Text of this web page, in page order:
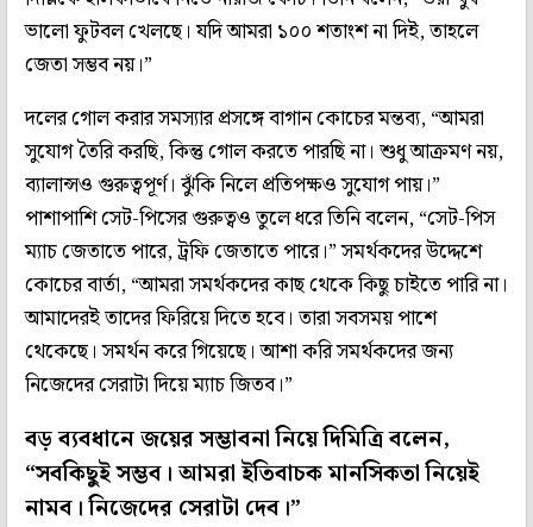
ভালো ফুটবল খেলছে। যদি আমরা ১০০ শতাংশ না দিই, তাহলে
জেতা সম্ভব নয়।”
দলের গোল করার সমস্যার প্রসঙ্গে বাগান কোচের মন্তব্য, “আমরা
সুযোগ তৈরি করছি, কিন্তু গোল করতে পারছি না। শুধু আক্রমণ নয়,
ব্যালান্সও গুরুত্বপূর্ণ। ঝুঁকি নিলে প্রতিপক্ষও সুযোগ পায়।”
পাশাপাশি সেট-পিসের গুরুত্বও তুলে ধরে তিনি বলেন, “সেট-পিস
ম্যাচ জেতাতে পারে, ট্রফি জেতাতে পারে।” সমর্থকদের উদ্দেশে
কোচের বার্তা, “আমরা সমর্থকদের কাছ থেকে কিছু চাইতে পারি না।
আমাদেরই তাদের ফিরিয়ে দিতে হবে। তারা সবসময় পাশে
থেকেছে। সমর্থন করে গিয়েছে। আশা করি সমর্থকদের জন্য
নিজেদের সেরাটা দিয়ে ম্যাচ জিতব।”
বড় ব্যবধানে জয়ের সম্ভাবনা নিয়ে দিমিত্রি বলেন,
“সবকিছুই সম্ভব। আমরা ইতিবাচক মানসিকতা নিয়েই
নামব। নিজেদের সেরাটা দেব।”